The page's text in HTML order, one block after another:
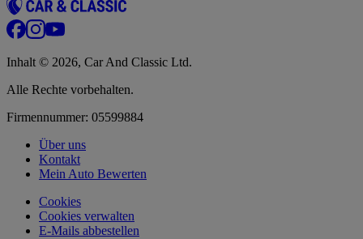
Inhalt © 2026, Car And Classic Ltd.
Alle Rechte vorbehalten.
Firmennummer: 05599884
Über uns
Kontakt
Mein Auto Bewerten
Cookies
Cookies verwalten
E-Mails abbestellen